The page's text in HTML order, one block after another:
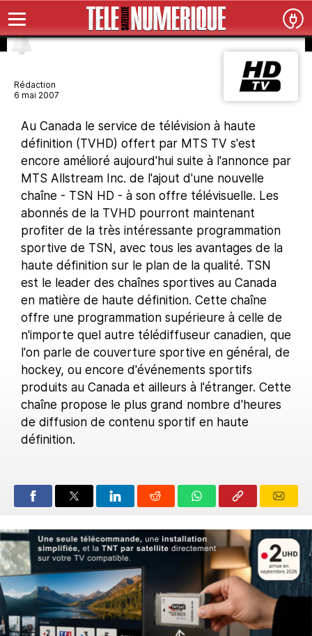
Rédaction
6 mai 2007
Au Canada le service de télévision à haute
définition (TVHD) offert par MTS TV s'est
encore amélioré aujourd'hui suite à l'annonce par
MTS Allstream Inc. de l'ajout d'une nouvelle
chaîne - TSN HD - à son offre télévisuelle. Les
abonnés de la TVHD pourront maintenant
profiter de la très intéressante programmation
sportive de TSN, avec tous les avantages de la
haute définition sur le plan de la qualité. TSN
est le leader des chaînes sportives au Canada
en matière de haute définition. Cette chaîne
offre une programmation supérieure à celle de
n'importe quel autre télédiffuseur canadien, que
l'on parle de couverture sportive en général, de
hockey, ou encore d'événements sportifs
produits au Canada et ailleurs à l'étranger. Cette
chaîne propose le plus grand nombre d'heures
de diffusion de contenu sportif en haute
définition.